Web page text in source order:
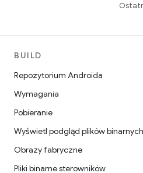
BUILD
Repozytorium Androida
Wymagania
Pobieranie
Wyświetl podgląd plików binarnych
Obrazy fabryczne
Pliki binarne sterowników